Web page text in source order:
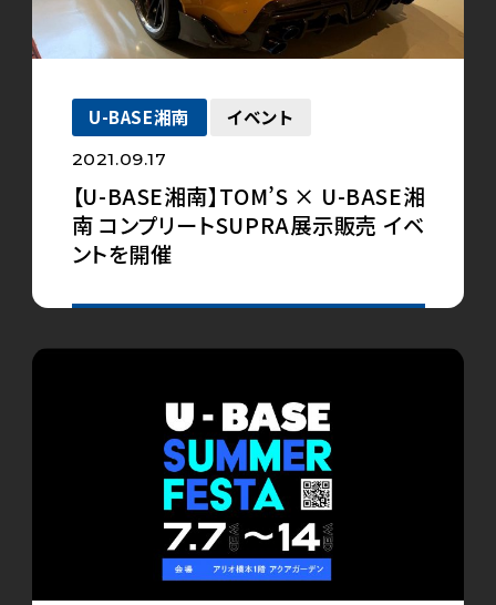
U-BASE湘南 イベント
2021.09.17
【U-BASE湘南】TOM’S × U-BASE湘
南 コンプリートSUPRA展示販売 イベ
ントを開催